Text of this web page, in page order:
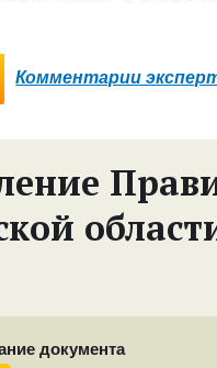
Комментарии
документа